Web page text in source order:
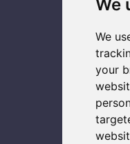
We
We
your